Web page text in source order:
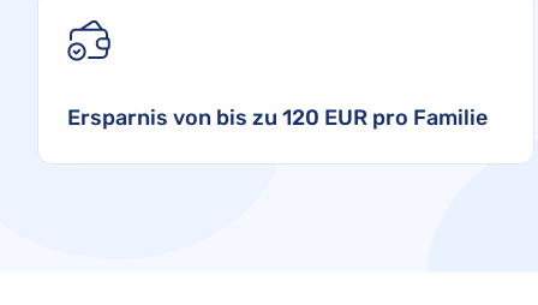
Ersparnis von bis zu 120 EUR pro Familie